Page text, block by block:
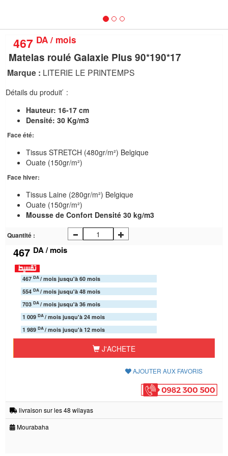
Aide
467 DA / mois
Matelas roulé Galaxie Plus 90*190*17
Marque : LITERIE LE PRINTEMPS
Détails du produit ́ :
Hauteur: 16-17 cm
Densité: 30 Kg/m3
Face été:
Tissus STRETCH (480gr/m²) Belgique
Ouate (150gr/m²)
Face hiver:
Tissus Laine (280gr/m²) Belgique
Ouate (150gr/m²)
Mousse de Confort Densité 30 kg/m3
Quantité :
467 DA / mois
467 DA/ mois jusqu'à 60 mois
554 DA/ mois jusqu'à 48 mois
703 DA/ mois jusqu'à 36 mois
1 009 DA/ mois jusqu'à 24 mois
1 989 DA/ mois jusqu'à 12 mois
J'ACHETE
AJOUTER AUX FAVORIS
livraison sur les 48 wilayas
Mourabaha